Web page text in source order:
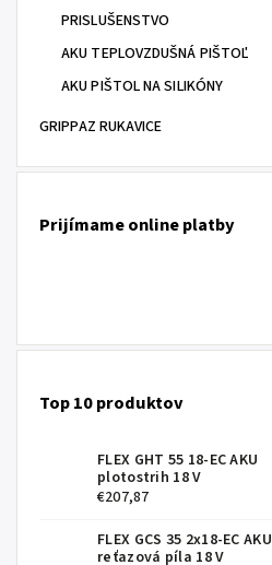
PRISLUŠENSTVO
AKU TEPLOVZDUŠNÁ PIŠTOĽ
AKU PIŠTOL NA SILIKÓNY
GRIPPAZ RUKAVICE
Prijímame online platby
Top 10 produktov
FLEX GHT 55 18-EC AKU
plotostrih 18 V
€207,87
FLEX GCS 35 2x18-EC AKU
reťazová píla 18 V